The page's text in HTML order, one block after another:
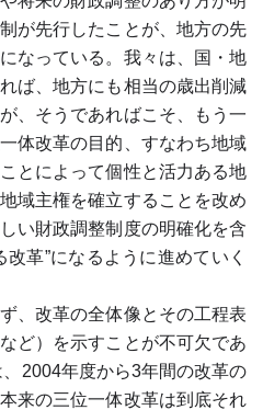
が先行したことが、地方の先
なっている。我々は、国・地
ば、地方にも相当の歳出削減
、そうであればこそ、もう一
体改革の目的、すなわち地域
とによって個性と活力ある地
域主権を確立することを改め
い財政調整制度の明確化を含
革”になるように進めていく
、改革の全体像とその工程表
ど）を示すことが不可欠であ
2004年度から3年間の改革の
来の三位一体改革は到底それ